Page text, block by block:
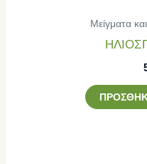
Μείγματα